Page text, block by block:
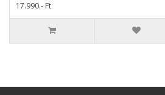
17.990.- Ft